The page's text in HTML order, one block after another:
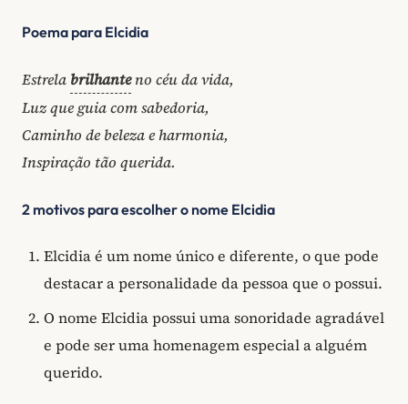
Poema para Elcidia
Estrela brilhanteno céu da vida,
Luz que guia com sabedoria,
Caminho de beleza e harmonia,
Inspiração tão querida.
2 motivos para escolher o nome Elcidia
Elcidia é um nome único e diferente, o que pode
destacar a personalidade da pessoa que o possui.
O nome Elcidia possui uma sonoridade agradável
e pode ser uma homenagem especial a alguém
querido.